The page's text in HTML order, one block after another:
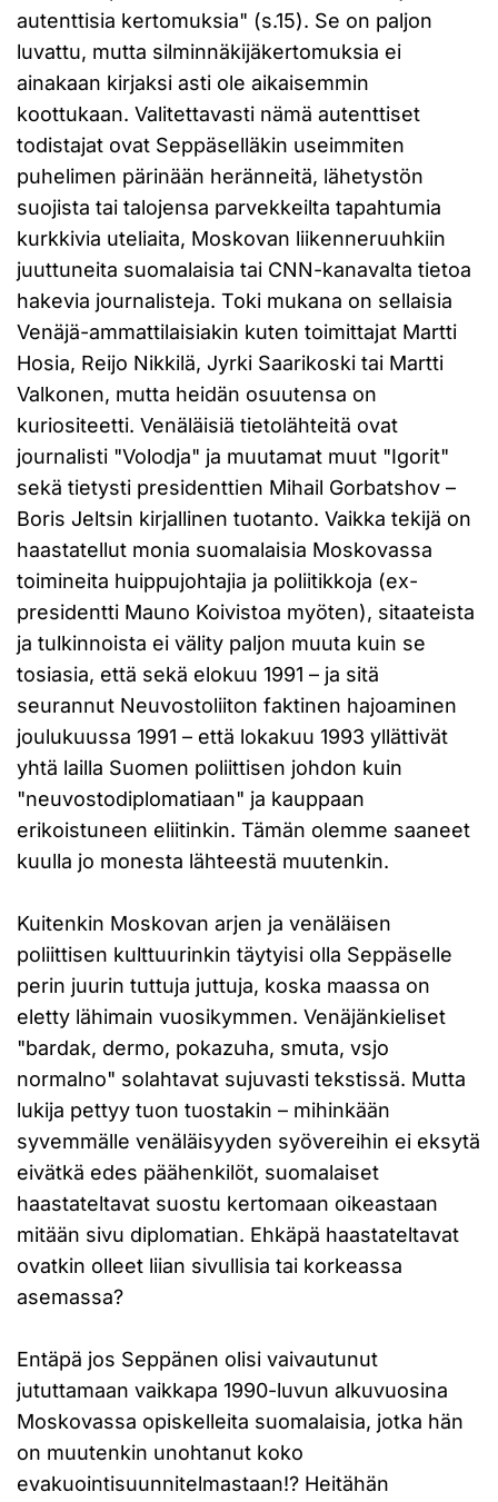
autenttisia kertomuksia" (s.15). Se on paljon
luvattu, mutta silminnäkijäkertomuksia ei
ainakaan kirjaksi asti ole aikaisemmin
koottukaan. Valitettavasti nämä autenttiset
todistajat ovat Seppäselläkin useimmiten
puhelimen pärinään heränneitä, lähetystön
suojista tai talojensa parvekkeilta tapahtumia
kurkkivia uteliaita, Moskovan liikenneruuhkiin
juuttuneita suomalaisia tai CNN-kanavalta tietoa
hakevia journalisteja. Toki mukana on sellaisia
Venäjä-ammattilaisiakin kuten toimittajat Martti
Hosia, Reijo Nikkilä, Jyrki Saarikoski tai Martti
Valkonen, mutta heidän osuutensa on
kuriositeetti. Venäläisiä tietolähteitä ovat
journalisti "Volodja" ja muutamat muut "Igorit"
sekä tietysti presidenttien Mihail Gorbatshov –
Boris Jeltsin kirjallinen tuotanto. Vaikka tekijä on
haastatellut monia suomalaisia Moskovassa
toimineita huippujohtajia ja poliitikkoja (ex-
presidentti Mauno Koivistoa myöten), sitaateista
ja tulkinnoista ei välity paljon muuta kuin se
tosiasia, että sekä elokuu 1991 – ja sitä
seurannut Neuvostoliiton faktinen hajoaminen
joulukuussa 1991 – että lokakuu 1993 yllättivät
yhtä lailla Suomen poliittisen johdon kuin
"neuvostodiplomatiaan" ja kauppaan
erikoistuneen eliitinkin. Tämän olemme saaneet
kuulla jo monesta lähteestä muutenkin.
Kuitenkin Moskovan arjen ja venäläisen
poliittisen kulttuurinkin täytyisi olla Seppäselle
perin juurin tuttuja juttuja, koska maassa on
eletty lähimain vuosikymmen. Venäjänkieliset
"bardak, dermo, pokazuha, smuta, vsjo
normalno" solahtavat sujuvasti tekstissä. Mutta
lukija pettyy tuon tuostakin – mihinkään
syvemmälle venäläisyyden syövereihin ei eksytä
eivätkä edes päähenkilöt, suomalaiset
haastateltavat suostu kertomaan oikeastaan
mitään sivu diplomatian. Ehkäpä haastateltavat
ovatkin olleet liian sivullisia tai korkeassa
asemassa?
Entäpä jos Seppänen olisi vaivautunut
jututtamaan vaikkapa 1990-luvun alkuvuosina
Moskovassa opiskelleita suomalaisia, jotka hän
on muutenkin unohtanut koko
evakuointisuunnitelmastaan!? Heitähän